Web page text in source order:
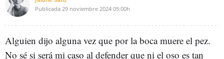
Publicada 29 noviembre 2024 05:00h
Alguien dijo alguna vez que por la boca muere el pez.
No sé si será mi caso al defender que ni el oso es tan